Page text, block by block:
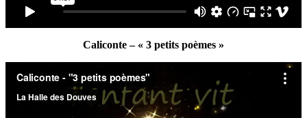
Caliconte – « 3 petits poèmes »